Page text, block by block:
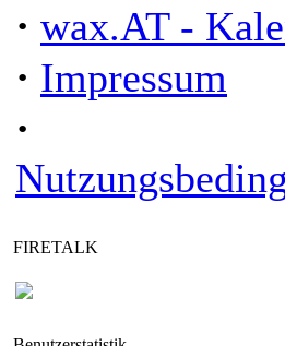
· wax.AT -
· Impressum
·
FIRETALK